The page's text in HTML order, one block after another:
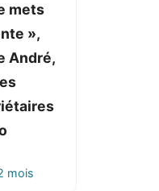
mets
»,
André,
mois